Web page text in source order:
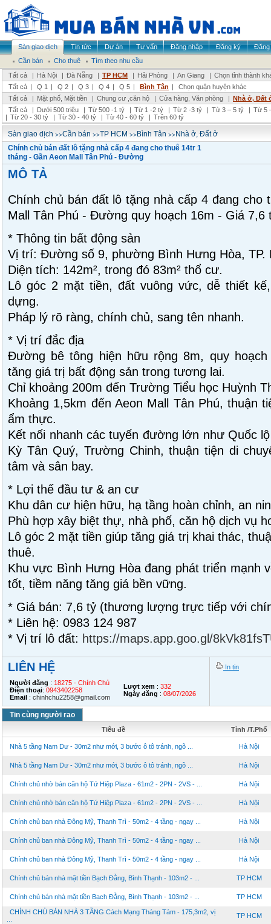
Sàn giao dịch Tin tức Dự án Tư vấn Đăng nhập Đăng ký
Đăng
Cần bán
Cho thuê
Tìm theo nhu cầu
Tất cả
| Hà Nội | Đà Nẵng | TP HCM | Hải Phòng | An Giang | Chọn tỉnh thành
Tất cả | Q 1 | Q 2 | Q 3 | Q 4 | Q 5 | Bình Tân |
Chọn quận huyện khác
Tất cả
| Mặt phố, Mặt tiền | Chung cư ,căn hộ | Cửa hàng, Văn phòng | Nhà ở, Đất
Tất cả
| Dưới 500 triệu | Từ 500 -1 tỷ | Từ 1 -2 tỷ | Từ 2 -3 tỷ | Từ 3 – 5 tỷ | Từ 5
| Từ 20 - 30 tỷ | Từ 30 - 40 tỷ | Từ 40 - 60 tỷ | Trên 60 tỷ
Sàn giao dịch >>Cần bán >>TP HCM >>Bình Tân >>Nhà ở, Đất ở
Chính chủ bán đất lô tặng nhà cấp 4 đang cho thuê 14tr 1
tháng - Gần Aeon Mall Tân Phú - Đường
MÔ TẢ
Chính chủ bán đất lô tặng nhà cấp 4 đang cho
Mall Tân Phú - Đường quy hoạch 16m - Giá 7,6
* Thông tin bất động sản
Vị trí: Đường số 9, phường Bình Hưng Hòa, TP.
Diện tích: 142m², trong đó 83m² thổ cư.
Lô góc 2 mặt tiền, đất vuông vức, dễ thiết
dựng.
Pháp lý rõ ràng, chính chủ, sang tên nhanh.
* Vị trí đắc địa
Đường bê tông hiện hữu rộng 8m, quy
tăng giá trị bất động sản trong tương lai.
Chỉ khoảng 200m đến Trường Tiểu học Huỳnh
Khoảng 1,5km đến Aeon Mall Tân Phú, thuận
ẩm thực.
Kết nối nhanh các tuyến đường lớn như Quốc
Kỳ Tân Quý, Trường Chinh, thuận tiện di
tâm và sân bay.
* Lợi thế đầu tư & an cư
Khu dân cư hiện hữu, hạ tầng hoàn chỉnh, an
Phù hợp xây biệt thự, nhà phố, căn hộ dịch vụ
Lô góc 2 mặt tiền giúp tăng giá trị khai thác,
thuê.
Khu vực Bình Hưng Hòa đang phát triển mạnh
tốt, tiềm năng tăng giá bền vững.
* Giá bán: 7,6 tỷ (thương lượng trực tiếp với
* Liên hệ: 0983 124 987
* Vị trí lô đất: https://maps.app.goo.gl/
LIÊN HỆ
Người đăng : 18275 - Chính Chủ
Điện thoại: 0943402258
Email : chinhchu2258@gmail.com
Lượt xem : 332
Ngày đăng : 08/07/2026
In tin
Tin cùng người rao
Tiêu đề Tỉnh /T.Phố
Nhà 5 tầng Nam Dư - 30m2 như mới, 3 bước ô tô tránh, ngõ ... Hà Nội
Nhà 5 tầng Nam Dư - 30m2 như mới, 3 bước ô tô tránh, ngõ ... Hà Nội
Chính chủ nhờ bán căn hộ Tứ Hiệp Plaza - 61m2 - 2PN - 2VS - ... Hà Nội
Chính chủ nhờ bán căn hộ Tứ Hiệp Plaza - 61m2 - 2PN - 2VS - ... Hà Nội
Chính chủ ban nhà Đông Mỹ, Thanh Trì - 50m2 - 4 tầng - ngay ... Hà Nội
Chính chủ ban nhà Đông Mỹ, Thanh Trì - 50m2 - 4 tầng - ngay ... Hà Nội
Chính chủ ban nhà Đông Mỹ, Thanh Trì - 50m2 - 4 tầng - ngay ... Hà Nội
Chính chủ bán nhà mặt tiền Bạch Đằng, Bình Thạnh - 103m2 - ... TP HCM
Chính chủ bán nhà mặt tiền Bạch Đằng, Bình Thạnh - 103m2 - ... TP HCM
CHÍNH CHỦ BÁN NHÀ 3 TẦNG Cách Mạng Tháng Tám - 175,3m2, vị
TP HCM